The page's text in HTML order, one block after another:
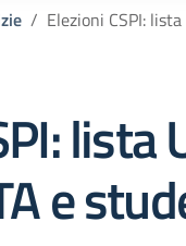
Elezioni CSPI:
e